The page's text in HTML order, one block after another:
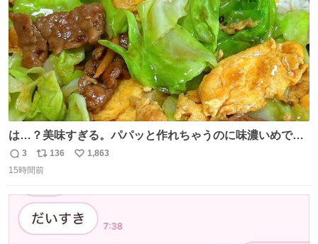
は…？美味すぎる。パパッと作れちゃうのに味濃いめで満
足感エグいの天才だろ🥹
返
信
3
リ
ポ
ト
数
136
い
数
1,863
15時間前